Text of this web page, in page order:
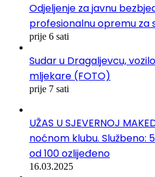
Odjeljenje za javnu
profesionalnu opremu za
prije 6 sati
Sudar u Dragaljevcu,
mljekare (FOTO)
prije 7 sati
UŽAS U SJEVERNOJ
noćnom klubu. Službeno:
od 100 ozlijeđeno
16.03.2025